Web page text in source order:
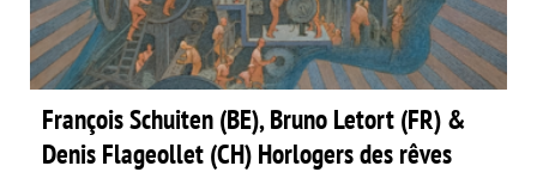
François Schuiten (BE), Bruno Letort (FR) &
Denis Flageollet (CH) Horlogers des rêves